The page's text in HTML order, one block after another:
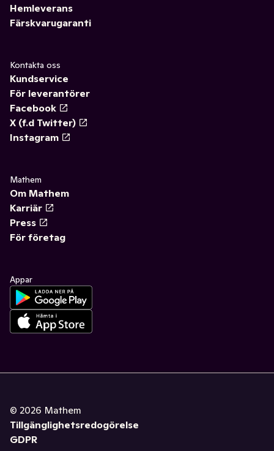
Hemleverans
Färskvarugaranti
Kontakta oss
Kundservice
För leverantörer
Facebook
X (f.d Twitter)
Instagram
Mathem
Om Mathem
Karriär
Press
För företag
Appar
© 2026 Mathem
Tillgänglighetsredogörelse
GDPR